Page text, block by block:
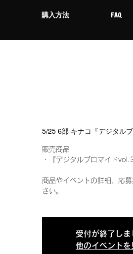
購入方法 FAQ
5/25 6部 キナコ『デジタル
販売商品
・『デジタルブロマイド
商品やイベントの詳細、応
さい。
受付が終了しま
他のイベントを